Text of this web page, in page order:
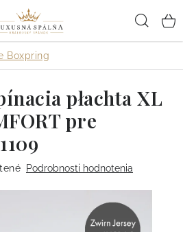
Boxpring
płachta XL
pre
Podrobnosti hodnotenia